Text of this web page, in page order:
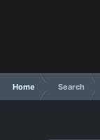
Home Search